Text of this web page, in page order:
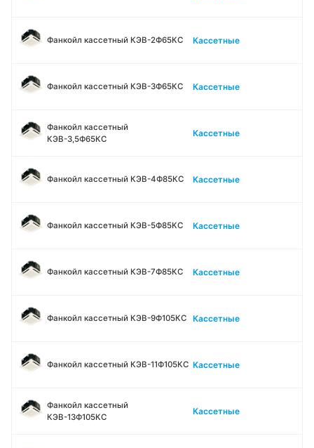
Фанкойл кассетный КЭВ-2Ф65КС Кассетные
Фанкойл кассетный КЭВ-3Ф65КС Кассетные
Фанкойл кассетный
КЭВ-3,5Ф65КС
Кассетные
Фанкойл кассетный КЭВ-4Ф85КС Кассетные
Фанкойл кассетный КЭВ-5Ф85КС Кассетные
Фанкойл кассетный КЭВ-7Ф85КС Кассетные
Фанкойл кассетный КЭВ-9Ф105КС Кассетные
Фанкойл кассетный КЭВ-11Ф105КС Кассетные
Фанкойл кассетный
КЭВ-13Ф105КС
Кассетные